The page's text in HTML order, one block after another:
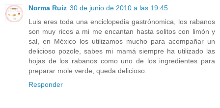
Norma Ruiz 30 de junio de 2010 a las 19:45
Luis eres toda una enciclopedia gastrónomica, los rabanos
son muy ricos a mi me encantan hasta solitos con limón y
sal, en México los utilizamos mucho para acompañar un
delicioso pozole, sabes mi mamá siempre ha utilizado las
hojas de los rabanos como uno de los ingredientes para
preparar mole verde, queda delicioso.
Responder